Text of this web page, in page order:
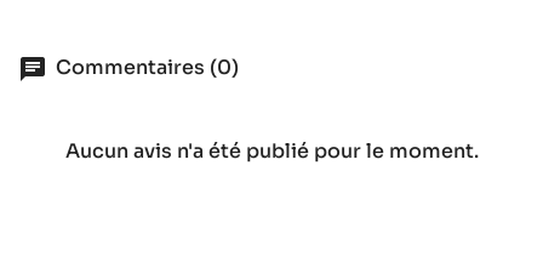
Commentaires (0)
Aucun avis n'a été publié pour le moment.